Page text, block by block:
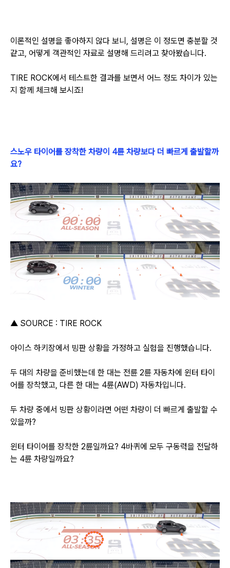
이론적인 설명을 좋아하지 않다 보니, 설명은 이 정도면 충분할 것
같고, 어떻게 객관적인 자료로 설명해 드리려고 찾아봤습니다.
TIRE ROCK에서 테스트한 결과를 보면서 어느 정도 차이가 있는
지 함께 체크해 보시죠!
스노우 타이어를 장착한 차량이 4륜 차량보다 더 빠르게 출발할까
요?
▲ SOURCE : TIRE ROCK
아이스 하키장에서 빙판 상황을 가정하고 실험을 진행했습니다.
두 대의 차량을 준비했는데 한 대는 전륜 2륜 자동차에 윈터 타이
어를 장착했고, 다른 한 대는 4륜(AWD) 자동차입니다.
두 차량 중에서 빙판 상황이라면 어떤 차량이 더 빠르게 출발할 수
있을까?
윈터 타이어를 장착한 2륜일까요? 4바퀴에 모두 구동력을 전달하
는 4륜 차량일까요?